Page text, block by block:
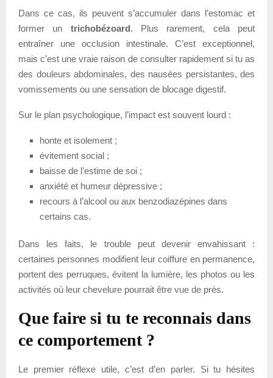
Dans ce cas, ils peuvent s’accumuler dans l’estomac et
former un trichobézoard. Plus rarement, cela peut
entraîner une occlusion intestinale. C’est exceptionnel,
mais c’est une vraie raison de consulter rapidement si tu as
des douleurs abdominales, des nausées persistantes, des
vomissements ou une sensation de blocage digestif.
Sur le plan psychologique, l’impact est souvent lourd :
honte et isolement ;
évitement social ;
baisse de l’estime de soi ;
anxiété et humeur dépressive ;
recours à l’alcool ou aux benzodiazépines dans
certains cas.
Dans les faits, le trouble peut devenir envahissant :
certaines personnes modifient leur coiffure en permanence,
portent des perruques, évitent la lumière, les photos ou les
activités où leur chevelure pourrait être vue de près.
Que faire si tu te reconnais dans
ce comportement ?
Le premier réflexe utile, c’est d’en parler. Si tu hésites